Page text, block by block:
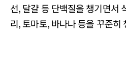
선, 달걀 등 단백질을 챙기면서
리, 토마토, 바나나 등을 꾸준히